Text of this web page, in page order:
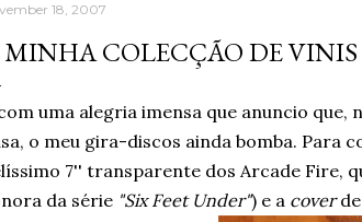
18, 2007
COLECÇÃO DE VINIS
uma alegria imensa que anuncio que,
o meu gira-discos ainda bomba. Para
7'' transparente dos Arcade Fire,
da série "Six Feet Under") e a coverde